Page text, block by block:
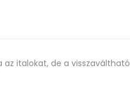
az italokat, de a visszaváltható